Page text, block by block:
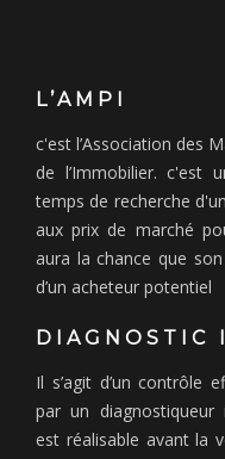
L’AMPI
c'est l’Association des
de l’Immobilier. c'est
temps de recherche
aux prix de marché
aura la chance que
d’un acheteur potentiel
DIAGNOSTIC
Il s’agit d’un contrôle
par un diagnostiqueur
est réalisable avant la